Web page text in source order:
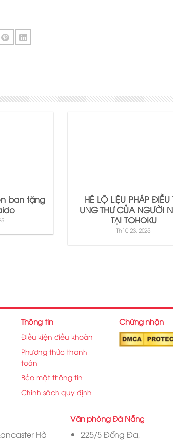
ban tặng
HÉ LỘ LIỆU PHÁP ĐIỀU
UNG THƯ CỦA NGƯỜI
TẠI TOHOKU
Th10 23, 2025
Thông tin
Điều kiện điều khoản
Phương thức thanh
toán
Bảo mật thông tin
Chính sách quy định
Chứng nhận
Hà
Văn phòng Đà Nẵng
225/5 Đống Đa,